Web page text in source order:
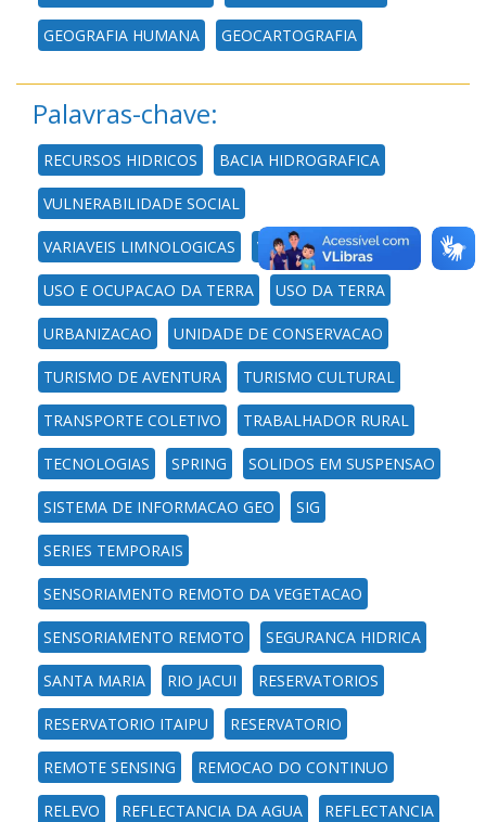
GEOGRAFIA HUMANA GEOCARTOGRAFIA
Palavras-chave:
RECURSOS HIDRICOS BACIA HIDROGRAFICA
VULNERABILIDADE SOCIAL
VARIAVEIS LIMNOLOGICAS VARIACAO URBANA
USO E OCUPACAO DA TERRA USO DA TERRA
URBANIZACAO UNIDADE DE CONSERVACAO
TURISMO DE AVENTURA TURISMO CULTURAL
TRANSPORTE COLETIVO TRABALHADOR RURAL
TECNOLOGIAS SPRING SOLIDOS EM SUSPENSAO
SISTEMA DE INFORMACAO GEO SIG
SERIES TEMPORAIS
SENSORIAMENTO REMOTO DA VEGETACAO
SENSORIAMENTO REMOTO SEGURANCA HIDRICA
SANTA MARIA RIO JACUI RESERVATORIOS
RESERVATORIO ITAIPU RESERVATORIO
REMOTE SENSING REMOCAO DO CONTINUO
RELEVO REFLECTANCIA DA AGUA REFLECTANCIA